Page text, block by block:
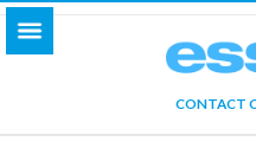
CONTACT